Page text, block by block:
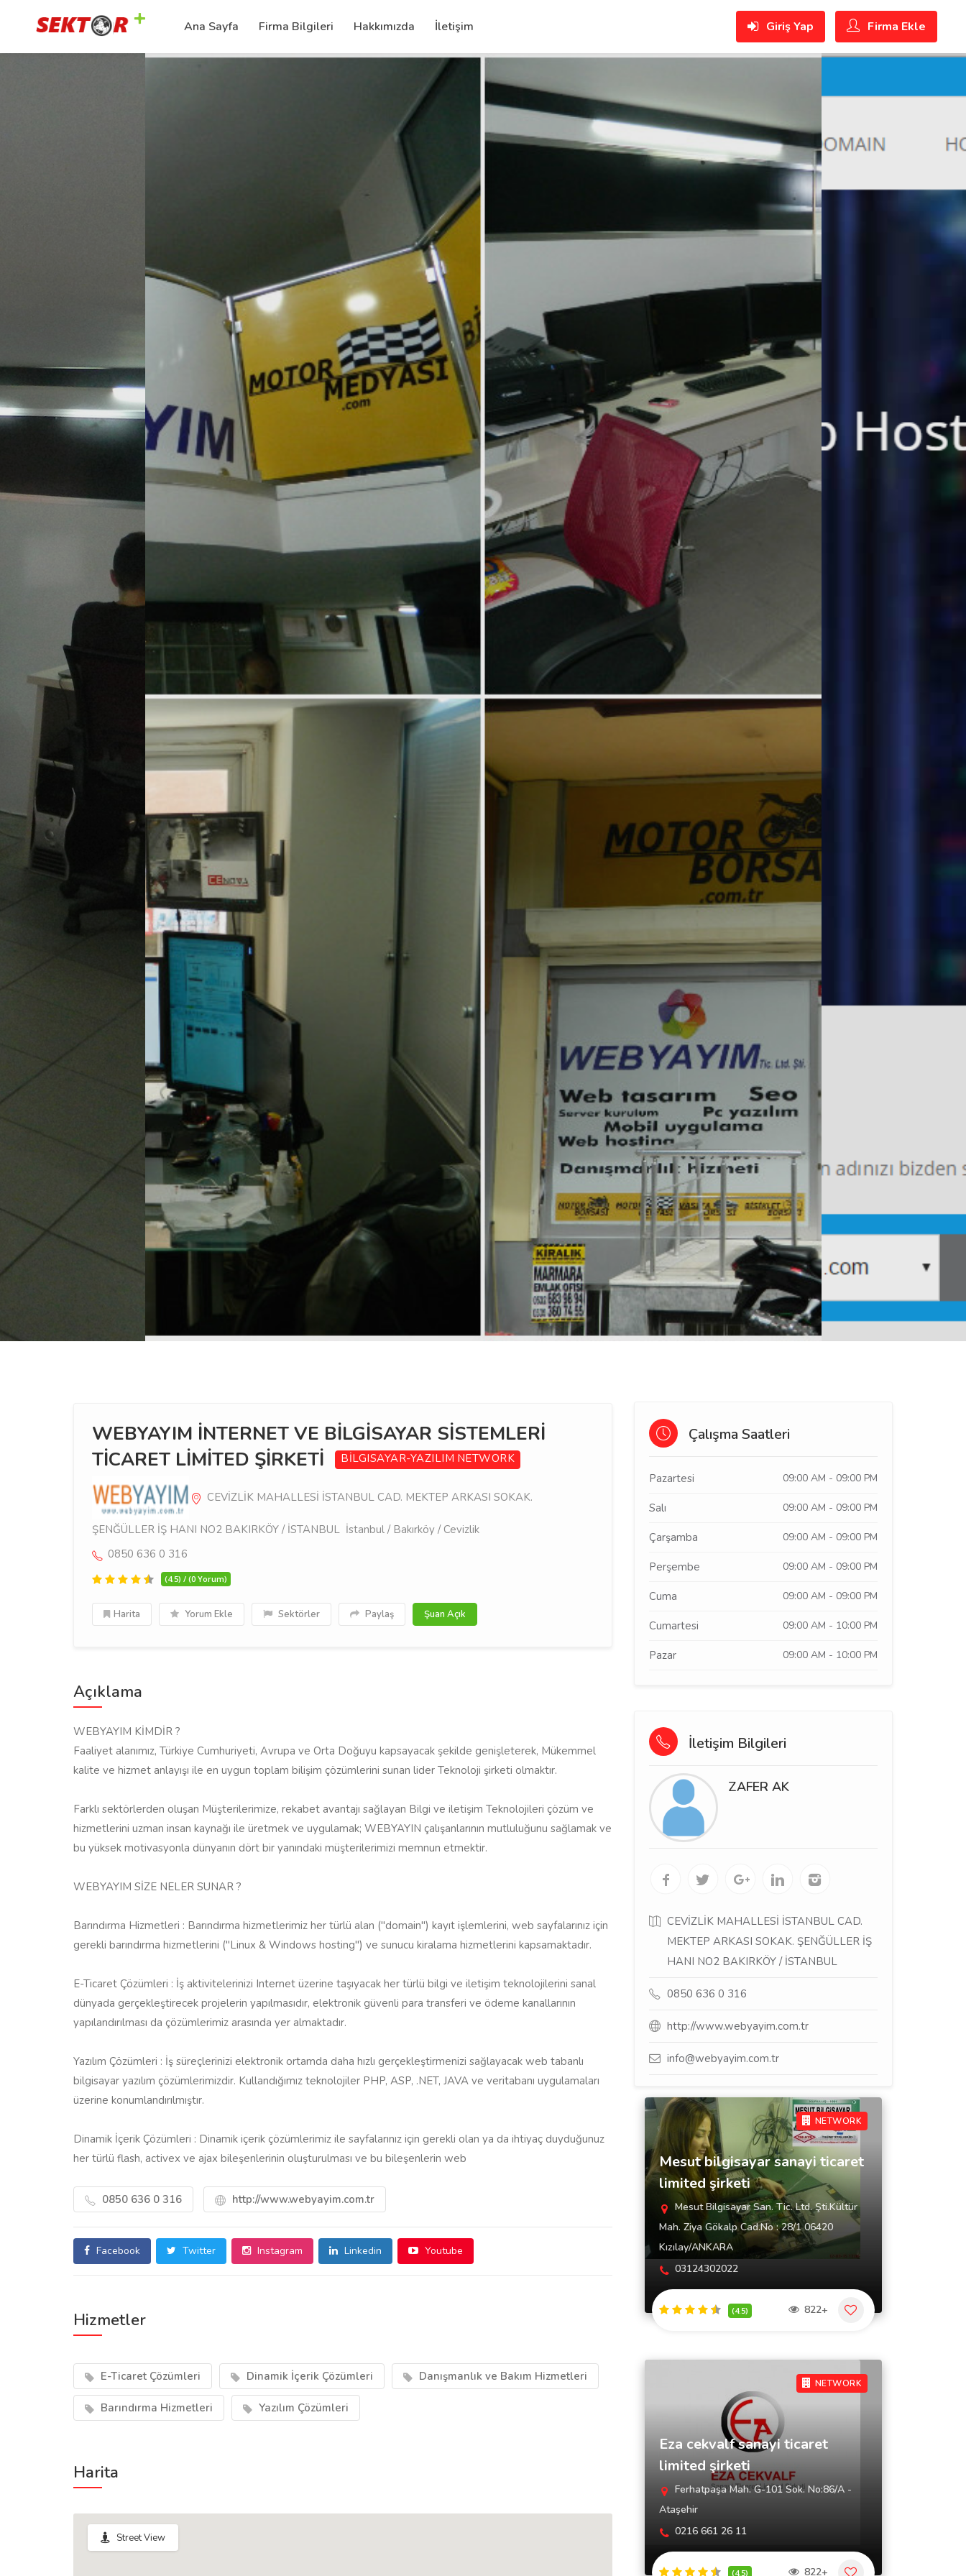
Ana Sayfa Firma Bilgileri Hakkımızda İletişim Giriş Yap Firma Ekle
WEBYAYIM İNTERNET VE BİLGİSAYAR SİSTEMLERİ
TİCARET LİMİTED ŞİRKETİ
BİLGISAYAR-YAZILIM NETWORK
CEVİZLİK MAHALLESİ İSTANBUL CAD. MEKTEP ARKASI SOKAK.
ŞENĞÜLLER İŞ HANI NO2 BAKIRKÖY / İSTANBUL İstanbul / Bakırköy / Cevizlik
0850 636 0 316
(4.5) / (0 Yorum)
Harita Yorum Ekle Sektörler Paylaş Şuan Açık
Açıklama
WEBYAYIM KİMDİR ?
Faaliyet alanımız, Türkiye Cumhuriyeti, Avrupa ve Orta Doğuyu kapsayacak şekilde genişleterek, Mükemmel
kalite ve hizmet anlayışı ile en uygun toplam bilişim çözümlerini sunan lider Teknoloji şirketi olmaktır.
Farklı sektörlerden oluşan Müşterilerimize, rekabet avantajı sağlayan Bilgi ve iletişim Teknolojileri çözüm ve
hizmetlerini uzman insan kaynağı ile üretmek ve uygulamak; WEBYAYIN çalışanlarının mutluluğunu sağlamak ve
bu yüksek motivasyonla dünyanın dört bir yanındaki müşterilerimizi memnun etmektir.
WEBYAYIM SİZE NELER SUNAR ?
Barındırma Hizmetleri : Barındırma hizmetlerimiz her türlü alan ("domain") kayıt işlemlerini, web sayfalarınız için
gerekli barındırma hizmetlerini ("Linux & Windows hosting") ve sunucu kiralama hizmetlerini kapsamaktadır.
E-Ticaret Çözümleri : İş aktivitelerinizi Internet üzerine taşıyacak her türlü bilgi ve iletişim teknolojilerini sanal
dünyada gerçekleştirecek projelerin yapılmasıdır, elektronik güvenli para transferi ve ödeme kanallarının
yapılandırılması da çözümlerimiz arasında yer almaktadır.
Yazılım Çözümleri : İş süreçlerinizi elektronik ortamda daha hızlı gerçekleştirmenizi sağlayacak web tabanlı
bilgisayar yazılım çözümlerimizdir. Kullandığımız teknolojiler PHP, ASP, .NET, JAVA ve veritabanı uygulamaları
üzerine konumlandırılmıştır.
Dinamik İçerik Çözümleri : Dinamik içerik çözümlerimiz ile sayfalarınız için gerekli olan ya da ihtiyaç duyduğunuz
her türlü flash, activex ve ajax bileşenlerinin oluşturulması ve bu bileşenlerin web
0850 636 0 316 http://www.webyayim.com.tr
Facebook Twitter Instagram Linkedin Youtube
Hizmetler
E-Ticaret Çözümleri Dinamik İçerik Çözümleri Danışmanlık ve Bakım Hizmetleri
Barındırma Hizmetleri Yazılım Çözümleri
Harita
Street View
Çalışma Saatleri
Pazartesi 09:00 AM - 09:00 PM
Salı 09:00 AM - 09:00 PM
Çarşamba 09:00 AM - 09:00 PM
Perşembe 09:00 AM - 09:00 PM
Cuma 09:00 AM - 09:00 PM
Cumartesi 09:00 AM - 10:00 PM
Pazar 09:00 AM - 10:00 PM
İletişim Bilgileri
ZAFER AK
CEVİZLİK MAHALLESİ İSTANBUL CAD.
MEKTEP ARKASI SOKAK. ŞENĞÜLLER İŞ
HANI NO2 BAKIRKÖY / İSTANBUL
0850 636 0 316
http://www.webyayim.com.tr
info@webyayim.com.tr
NETWORK
Mesut bilgisayar sanayi ticaret
limited şirketi
Mesut Bilgisayar San. Tic. Ltd. Şti.Kültür
Mah. Ziya Gökalp Cad.No : 28/1 06420
Kızılay/ANKARA
03124302022
(4.5) 822+
NETWORK
Eza cekvalf sanayi ticaret
limited şirketi
Ferhatpaşa Mah. G-101 Sok. No:86/A -
Ataşehir
0216 661 26 11
(4.5) 822+